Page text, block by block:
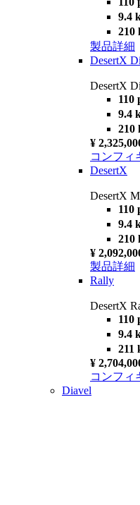
9.4
210
製品詳細
DesertX
DesertX
110
9.4
210
¥
コンフィ
DesertX
DesertX
110
9.4
210
¥
製品詳細
Rally
DesertX
110
9.4
211
¥
コンフィ
Diavel